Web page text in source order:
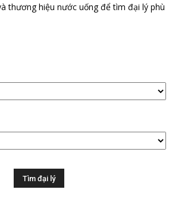
thương hiệu nước uống để tìm đại lý phù